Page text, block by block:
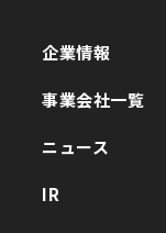
企業情報
事業会社一覧
ニュース
IR